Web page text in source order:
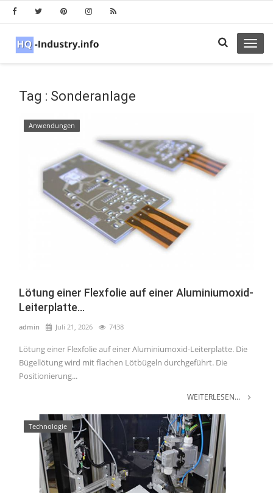
Tag : Sonderanlage
Anwendungen
Lötung einer Flexfolie auf einer Aluminiumoxid-
Leiterplatte...
admin Juli 21, 2026 7438
Lötung einer Flexfolie auf einer Aluminiumoxid-Leiterplatte. Die
Bügellötung wird mit flachen Lötbügeln durchgeführt. Die
Positionierung...
WEITERLESEN...
Technologie